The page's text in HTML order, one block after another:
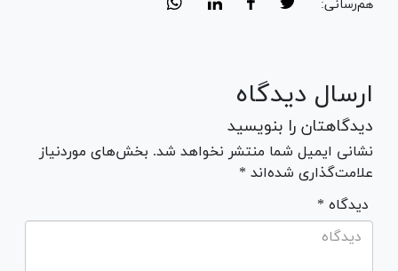
هم‌رسانی:
ارسال دیدگاه
دیدگاهتان را بنویسید
نشانی ایمیل شما منتشر نخواهد شد. بخش‌های موردنیاز
علامت‌گذاری شده‌اند *
* دیدگاه